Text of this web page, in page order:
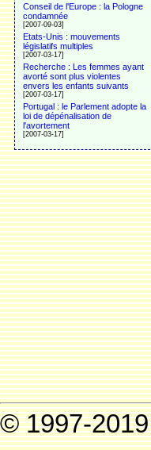
Conseil de l'Europe : la Pologne
condamnée
[2007-09-03]
Etats-Unis : mouvements
législatifs multiples
[2007-03-17]
Recherche : Les femmes ayant
avorté sont plus violentes
envers les enfants suivants
[2007-03-17]
Portugal : le Parlement adopte la
loi de dépénalisation de
l'avortement
[2007-03-17]
© 1997-